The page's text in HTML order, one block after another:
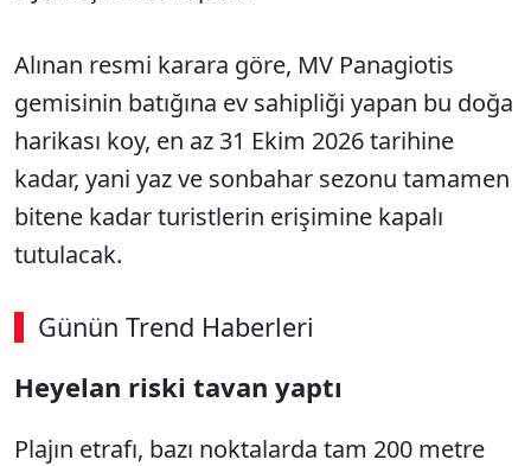
Alınan resmi karara göre, MV Panagiotis
gemisinin batığına ev sahipliği yapan bu doğa
harikası koy, en az 31 Ekim 2026 tarihine
kadar, yani yaz ve sonbahar sezonu tamamen
bitene kadar turistlerin erişimine kapalı
tutulacak.
Günün Trend Haberleri
Heyelan riski tavan yaptı
Plajın etrafı, bazı noktalarda tam 200 metre